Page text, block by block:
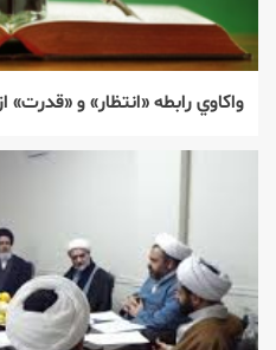
واكاوي رابطه «انتظار» و «قدرت»